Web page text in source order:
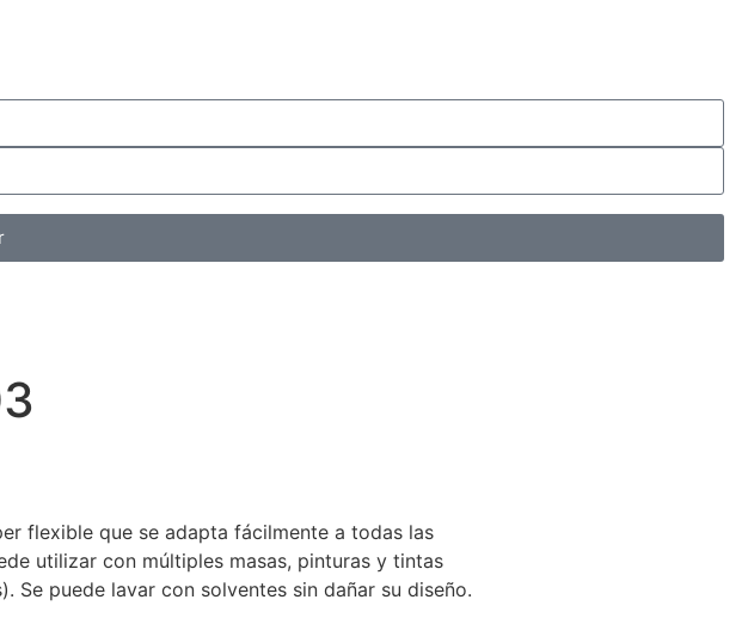
flexible que se adapta fácilmente a todas las
utilizar con múltiples masas, pinturas y tintas
Se puede lavar con solventes sin dañar su diseño.